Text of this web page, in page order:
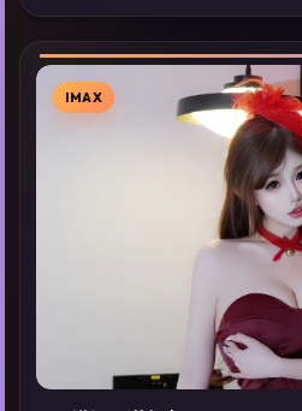
佳作，畅享高清在线追剧体验。
▶
IMAX